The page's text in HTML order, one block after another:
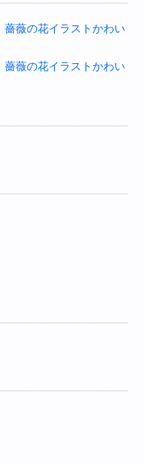
薇の花イラストかわい
薇の花イラストかわい